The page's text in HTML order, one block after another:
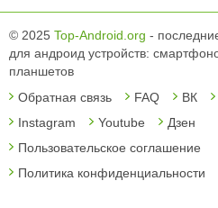
© 2025 Top-Android.org -
для андроид устройств:
планшетов
Обратная связь
FAQ ВК
Instagram
Youtube
Дзен
Пользовательское соглашение
Политика конфиденциальности